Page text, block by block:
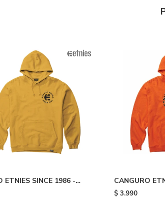
ETNIES SINCE 1986 -
CANGURO
$ 3.990